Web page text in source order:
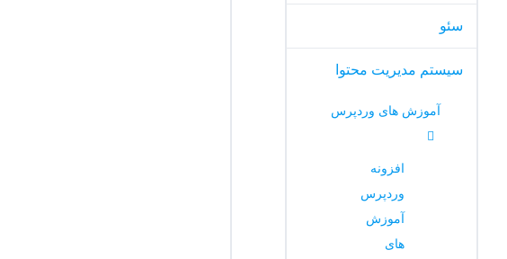
سئو
سیستم مدیریت محتوا
آموزش های وردپرس
افزونه
وردپرس
آموزش
های